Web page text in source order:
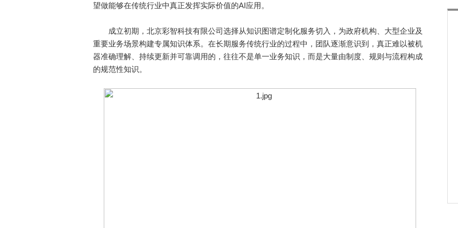
望做能够在传统行业中真正发挥实际价值的AI应用。
成立初期，北京彩智科技有限公司选择从知识图谱定制化服务切入，为政府机构、大型企业及
重要业务场景构建专属知识体系。在长期服务传统行业的过程中，团队逐渐意识到，真正难以被机
器准确理解、持续更新并可靠调用的，往往不是单一业务知识，而是大量由制度、规则与流程构成
的规范性知识。